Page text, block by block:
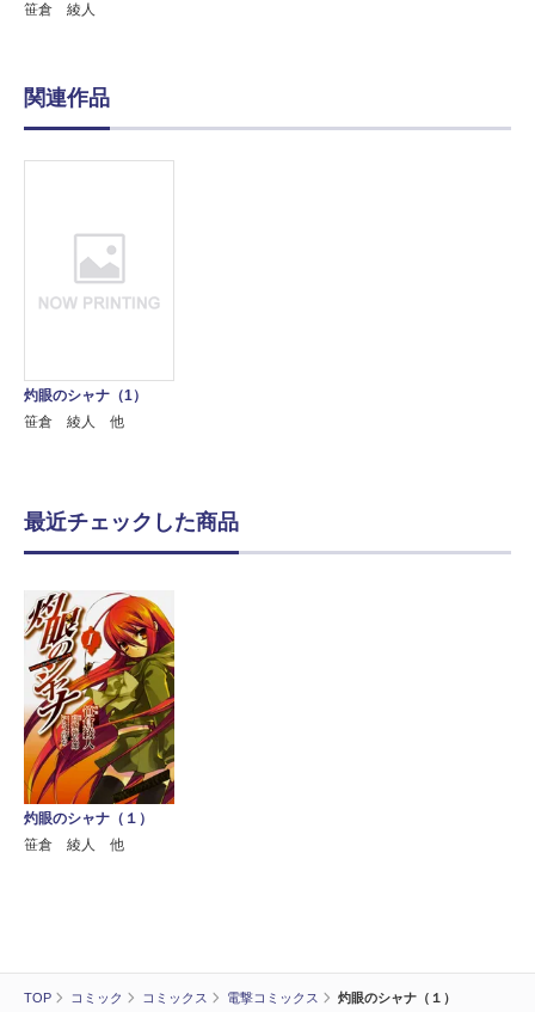
TOP コミック コミックス 電撃コミックス 灼眼のシャナ（１）
笹倉 綾人
関連作品
灼眼のシャナ（1）
笹倉 綾人 他
最近チェックした商品
灼眼のシャナ（１）
笹倉 綾人 他